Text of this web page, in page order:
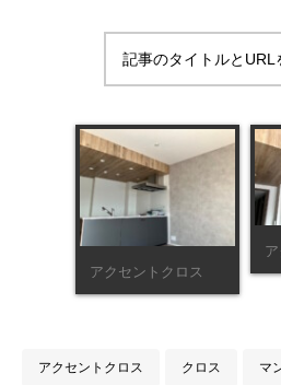
記事のタイトルとURL
アクセントクロス
アクセントクロス クロス マ